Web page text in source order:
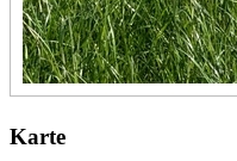
Karte